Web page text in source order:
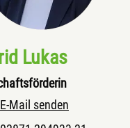
Lukas
E-Mail senden